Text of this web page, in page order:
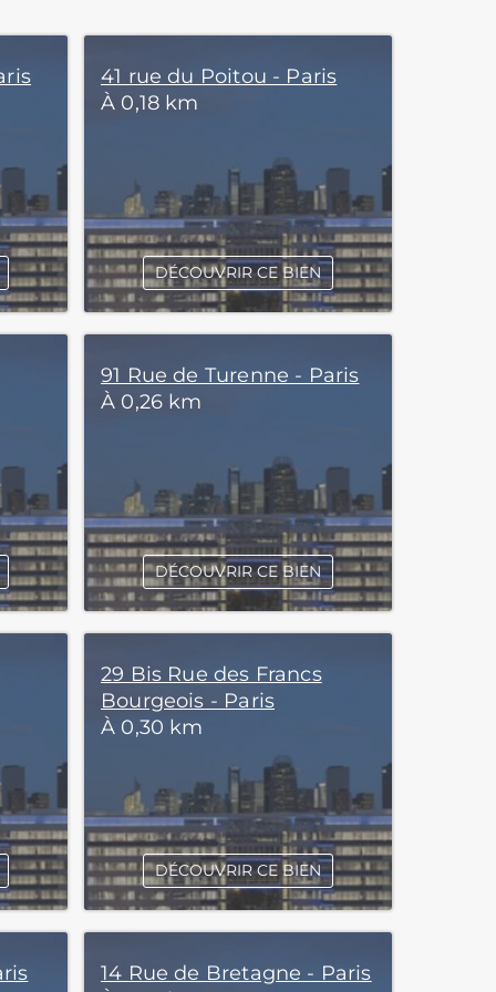
41 rue du Poitou - Paris
À 0,18 km
DÉCOUVRIR CE BIEN
91 Rue de Turenne - Paris
À 0,26 km
DÉCOUVRIR CE BIEN
29 Bis Rue des Francs
Bourgeois - Paris
À 0,30 km
DÉCOUVRIR CE BIEN
14 Rue de Bretagne - Paris